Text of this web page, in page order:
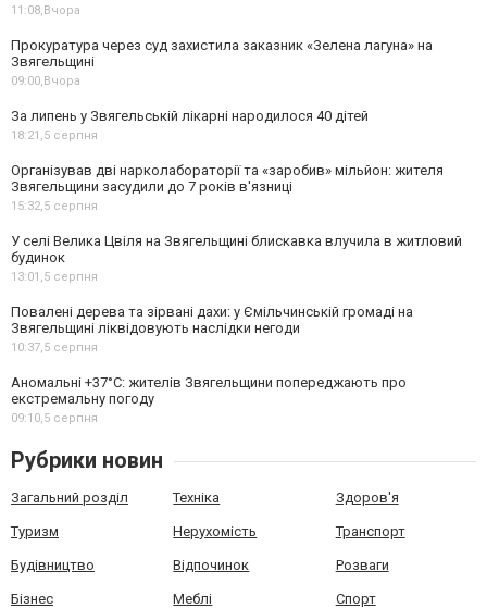
11:08, Вчора
Прокуратура через суд захистила заказник «Зелена лагуна» на
Звягельщині
09:00, Вчора
За липень у Звягельській лікарні народилося 40 дітей
18:21, 5 серпня
Організував дві нарколабораторії та «заробив» мільйон: жителя
Звягельщини засудили до 7 років в'язниці
15:32, 5 серпня
У селі Велика Цвіля на Звягельщині блискавка влучила в житловий
будинок
13:01, 5 серпня
Повалені дерева та зірвані дахи: у Ємільчинській громаді на
Звягельщині ліквідовують наслідки негоди
10:37, 5 серпня
Аномальні +37°C: жителів Звягельщини попереджають про
екстремальну погоду
09:10, 5 серпня
Рубрики новин
Загальний розділ Техніка Здоров'я
Туризм Нерухомість Транспорт
Будівництво Відпочинок Розваги
Бізнес Меблі Спорт